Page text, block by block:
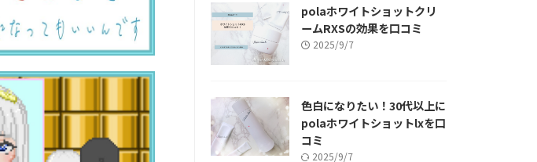
polaホワイトショットクリ
ームRXSの効果を口コミ
2025/9/7
色白になりたい！30代以上に
polaホワイトショットlxを口
コミ
2025/9/7